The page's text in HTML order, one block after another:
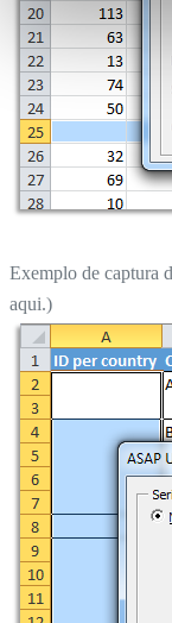
Exemplo de captura
aqui.)